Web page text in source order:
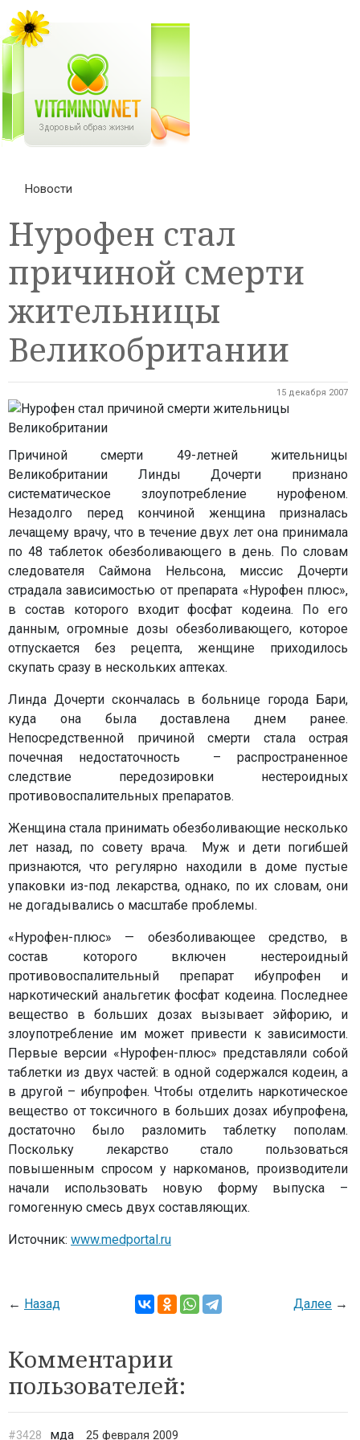
Новости
Нурофен стал
причиной смерти
жительницы
Великобритании
15 декабря 2007
Причиной смерти 49-летней жительницы
Великобритании Линды Дочерти признано
систематическое злоупотребление нурофеном.
Незадолго перед кончиной женщина призналась
лечащему врачу, что в течение двух лет она принимала
по 48 таблеток обезболивающего в день. По словам
следователя Саймона Нельсона, миссис Дочерти
страдала зависимостью от препарата «Нурофен плюс»,
в состав которого входит фосфат кодеина. По его
данным, огромные дозы обезболивающего, которое
отпускается без рецепта, женщине приходилось
скупать сразу в нескольких аптеках.
Линда Дочерти скончалась в больнице города Бари,
куда она была доставлена днем ранее.
Непосредственной причиной смерти стала острая
почечная недостаточность – распространенное
следствие передозировки нестероидных
противовоспалительных препаратов.
Женщина стала принимать обезболивающие несколько
лет назад, по совету врача. Муж и дети погибшей
признаются, что регулярно находили в доме пустые
упаковки из-под лекарства, однако, по их словам, они
не догадывались о масштабе проблемы.
«Нурофен-плюс» — обезболивающее средство, в
состав которого включен нестероидный
противовоспалительный препарат ибупрофен и
наркотический анальгетик фосфат кодеина. Последнее
вещество в больших дозах вызывает эйфорию, и
злоупотребление им может привести к зависимости.
Первые версии «Нурофен-плюс» представляли собой
таблетки из двух частей: в одной содержался кодеин, а
в другой – ибупрофен. Чтобы отделить наркотическое
вещество от токсичного в больших дозах ибупрофена,
достаточно было разломить таблетку пополам.
Поскольку лекарство стало пользоваться
повышенным спросом у наркоманов, производители
начали использовать новую форму выпуска –
гомогенную смесь двух составляющих.
Источник: www.medportal.ru
← Назад Далее →
Комментарии
пользователей:
#3428 мда 25 февраля 2009